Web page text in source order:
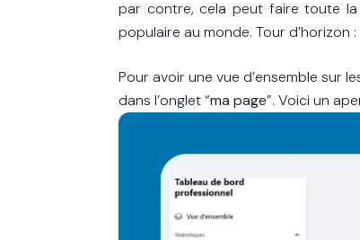
par contre, cela peut faire toute
populaire au monde. Tour d’horizon :
Pour avoir une vue d’ensemble sur
dans l’onglet “ma page”. Voici un